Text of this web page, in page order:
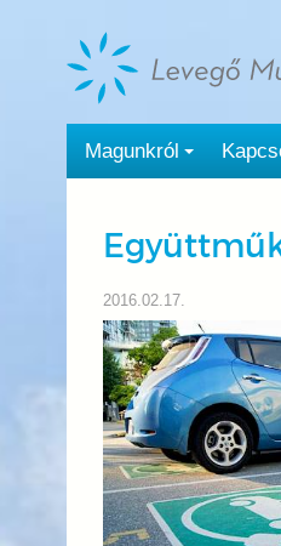
tartalomra
Magunkról
2016.02.17.